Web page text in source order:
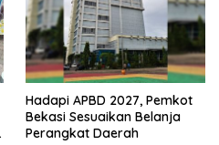
Hadapi APBD 2027, Pemkot
Bekasi Sesuaikan Belanja
Perangkat Daerah